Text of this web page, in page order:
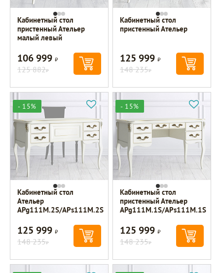
Кабинетный стол
пристенный Ательер
малый левый
106 999Р
125 882Р
Кабинетный стол
пристенный Ательер
125 999Р
148 235Р
- 15%
Кабинетный стол
Ательер
APg111M.2S/APs111M.2S
125 999Р
148 235Р
- 15%
Кабинетный стол
пристенный Ательер
APg111M.1S/APs111M.1S
125 999Р
148 235Р